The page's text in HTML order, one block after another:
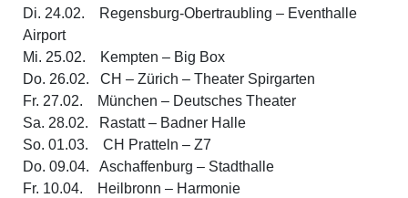
Di. 24.02. Regensburg-Obertraubling – Eventhalle
Airport
Mi. 25.02. Kempten – Big Box
Do. 26.02. CH – Zürich – Theater Spirgarten
Fr. 27.02. München – Deutsches Theater
Sa. 28.02. Rastatt – Badner Halle
So. 01.03. CH Pratteln – Z7
Do. 09.04. Aschaffenburg – Stadthalle
Fr. 10.04. Heilbronn – Harmonie